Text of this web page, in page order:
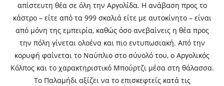
απίστευτη θέα σε όλη την Αργολίδα. Η ανάβαση προς το
κάστρο – είτε από τα 999 σκαλιά είτε με αυτοκίνητο – είναι
από μόνη της εμπειρία, καθώς όσο ανεβαίνεις η θέα προς
την πόλη γίνεται ολοένα και πιο εντυπωσιακή. Από την
κορυφή φαίνεται το Ναύπλιο στο σύνολό του, ο Αργολικός
Κόλπος και το χαρακτηριστικό Μπούρτζι μέσα στη θάλασσα.
Το Παλαμήδι αξίζει να το επισκεφτείς κατά τις